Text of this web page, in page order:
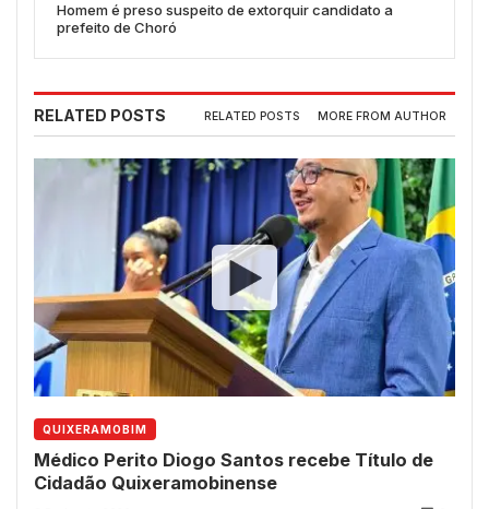
Homem é preso suspeito de extorquir candidato a
prefeito de Choró
RELATED POSTS RELATED POSTS MORE FROM AUTHOR
QUIXERAMOBIM
Médico Perito Diogo Santos recebe Título de
Cidadão Quixeramobinense